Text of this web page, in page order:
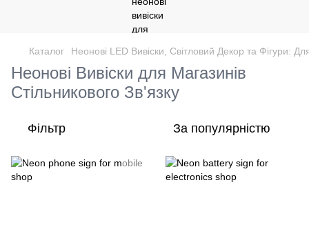
Каталог Неонові LED Вивіски, Світловий Декор та Фігури:
Неонові Вивіски для Магазинів
Стільникового Зв'язку
Фільтр За популярністю